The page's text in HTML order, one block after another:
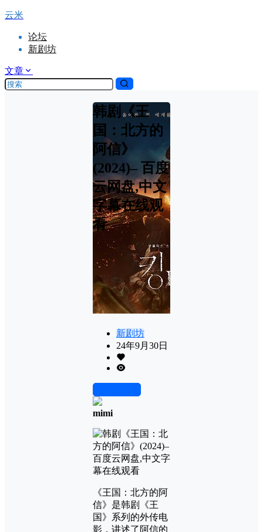
云米
论坛
新剧坊
文章
韩剧《王
国：北方的
阿信》
(2024)– 百度
云网盘,中文
字幕在线观
看
新剧坊
24年9月30日
mimi
《王国：北方的阿
信》是韩剧《王
国》系列的外传电
影，讲述了阿信的